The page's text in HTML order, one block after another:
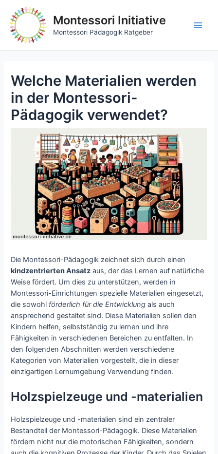
Inhalt
springen
Montessori Initiative
Montessori Pädagogik Ratgeber
Welche Materialien werden
in der Montessori-
Pädagogik verwendet?
Die Montessori-Pädagogik zeichnet sich durch einen
kindzentrierten Ansatz aus, der das Lernen auf natürliche
Weise fördert. Um dies zu unterstützen, werden in
Montessori-Einrichtungen spezielle Materialien eingesetzt,
die sowohl förderlich für die Entwicklung als auch
ansprechend gestaltet sind. Diese Materialien sollen den
Kindern helfen, selbstständig zu lernen und ihre
Fähigkeiten in verschiedenen Bereichen zu entfalten. In
den folgenden Abschnitten werden verschiedene
Kategorien von Materialien vorgestellt, die in dieser
einzigartigen Lernumgebung Verwendung finden.
Holzspielzeuge und -materialien
Holzspielzeuge und -materialien sind ein zentraler
Bestandteil der Montessori-Pädagogik. Diese Materialien
fördern nicht nur die motorischen Fähigkeiten, sondern